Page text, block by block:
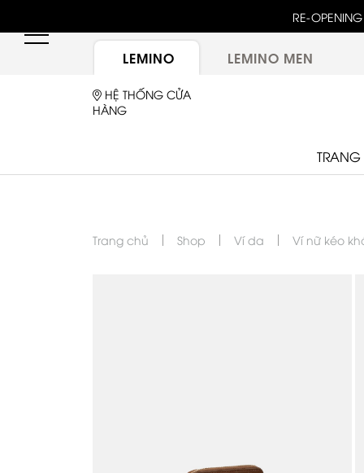
RE-
LEMINO LEMINO MEN
HỆ THỐNG CỬA
HÀNG
Trang chủ Shop Ví da Ví nữ kéo